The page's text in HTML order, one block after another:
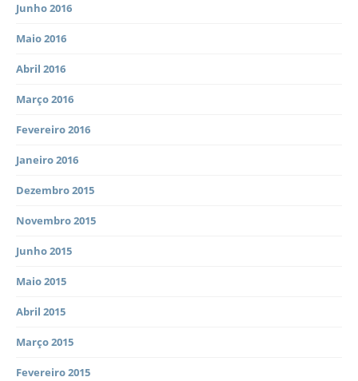
Junho 2016
Maio 2016
Abril 2016
Março 2016
Fevereiro 2016
Janeiro 2016
Dezembro 2015
Novembro 2015
Junho 2015
Maio 2015
Abril 2015
Março 2015
Fevereiro 2015